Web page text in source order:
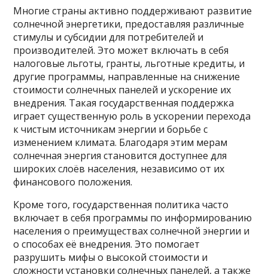
Многие страны активно поддерживают развитие
солнечной энергетики, предоставляя различные
стимулы и субсидии для потребителей и
производителей. Это может включать в себя
налоговые льготы, гранты, льготные кредиты, и
другие программы, направленные на снижение
стоимости солнечных панелей и ускорение их
внедрения. Такая государственная поддержка
играет существенную роль в ускорении перехода
к чистым источникам энергии и борьбе с
изменением климата. Благодаря этим мерам
солнечная энергия становится доступнее для
широких слоёв населения, независимо от их
финансового положения.
Кроме того, государственная политика часто
включает в себя программы по информированию
населения о преимуществах солнечной энергии и
о способах её внедрения. Это помогает
разрушить мифы о высокой стоимости и
сложности установки солнечных панелей, а также